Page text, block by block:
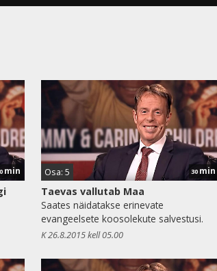
min Osa: 5 30 min
Taevas vallutab Maa
Saates näidatakse erinevate
evangeelsete koosolekute salvestusi.
K 26.8.2015 kell 05.00